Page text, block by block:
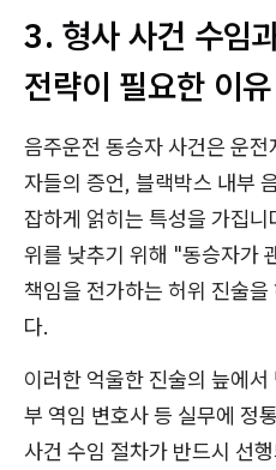
3. 형사 사건 수임
전략이 필요한 이유
음주운전 동승자 사건은 운
자들의 증언, 블랙박스 내부
잡하게 얽히는 특성을 가집
위를 낮추기 위해 "동승자가
책임을 전가하는 허위 진술
다.
이러한 억울한 진술의 늪에
부 역임 변호사 등 실무에 정
사건 수임 절차가 반드시 선